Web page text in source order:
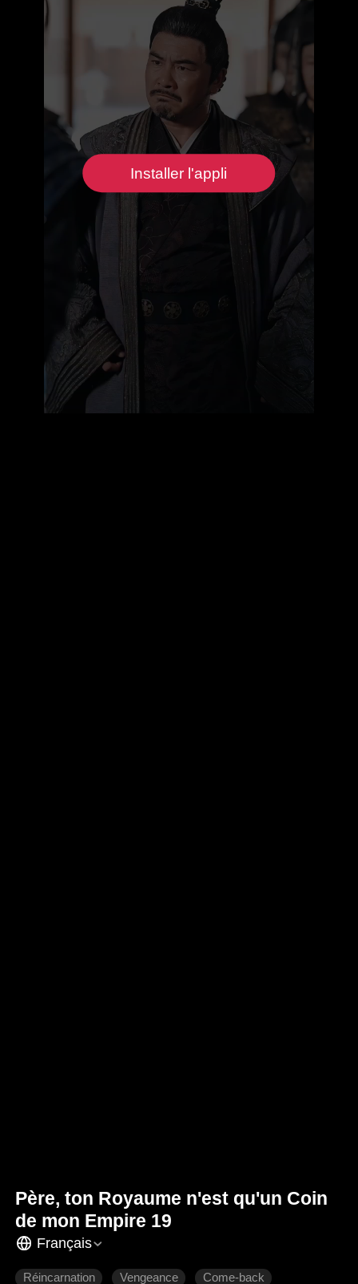
Installer l'appli
Père, ton Royaume n'est qu'un Coin
de mon Empire 19
Français
Réincarnation Vengeance Come-back